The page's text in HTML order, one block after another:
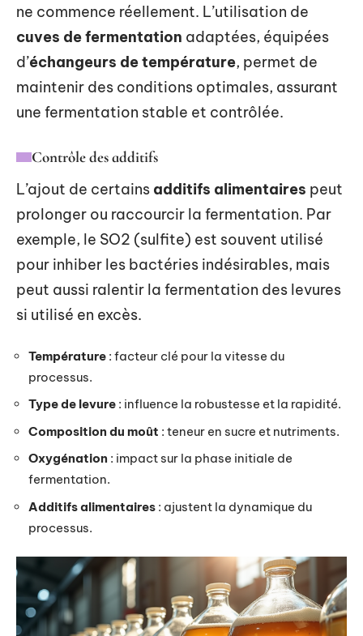
ne commence réellement. L’utilisation de
cuves de fermentation adaptées, équipées
d’échangeurs de température, permet de
maintenir des conditions optimales, assurant
une fermentation stable et contrôlée.
Contrôle des additifs
L’ajout de certains additifs alimentaires peut
prolonger ou raccourcir la fermentation. Par
exemple, le SO2 (sulfite) est souvent utilisé
pour inhiber les bactéries indésirables, mais
peut aussi ralentir la fermentation des levures
si utilisé en excès.
Température : facteur clé pour la vitesse du
processus.
Type de levure : influence la robustesse et la rapidité.
Composition du moût : teneur en sucre et nutriments.
Oxygénation : impact sur la phase initiale de
fermentation.
Additifs alimentaires : ajustent la dynamique du
processus.